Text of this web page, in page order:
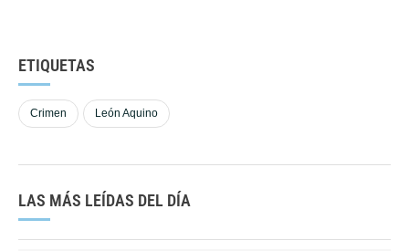
ETIQUETAS
Crimen León Aquino
LAS MÁS LEÍDAS DEL DÍA